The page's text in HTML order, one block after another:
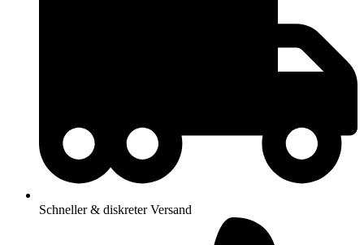
Schneller & diskreter Versand